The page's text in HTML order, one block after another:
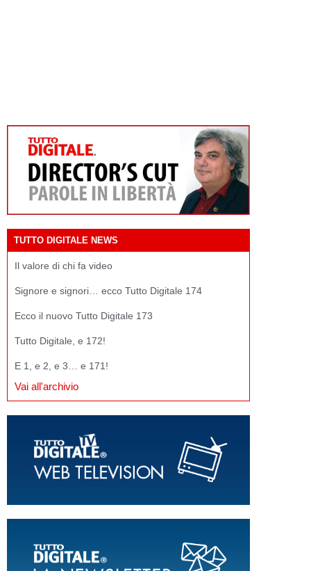
TUTTO DIGITALE NEWS
Il valore di chi fa video
Signore e signori… ecco Tutto Digitale 174
Ecco il nuovo Tutto Digitale 173
Tutto Digitale, e 172!
E 1, e 2, e 3… e 171!
Vai all'archivio